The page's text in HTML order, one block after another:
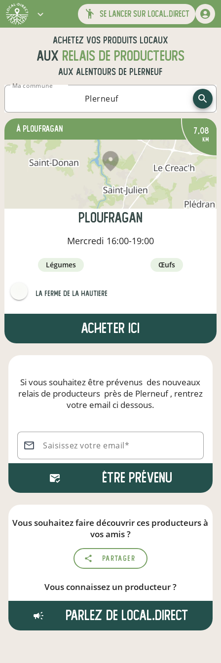
se lancer sur local.direct
Achetez vos produits locaux
aux relais de producteurs
aux alentours de Plerneuf
Ma commune
à Ploufragan 7,08
km
Ploufragan
Mercredi 16:00-19:00
légumes œufs
LA FERME DE LA HAUTIERE
Acheter ici
Si vous souhaitez être prévenus des nouveaux
relais de producteurs près de Plerneuf, rentrez
votre email ci dessous.
Saisissez votre email*
Être prévenu
Vous souhaitez faire découvrir ces producteurs à
vos amis ?
Partager
Vous connaissez un producteur ?
Parlez de local.direct